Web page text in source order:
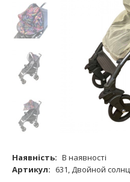
Наявність: В наявності
Артикул: 631, Двойной